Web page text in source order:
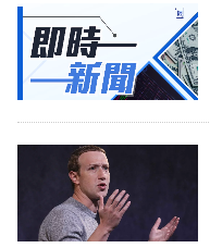
訂
閱
區